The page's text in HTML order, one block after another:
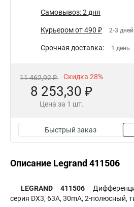
Самовывоз: 2 дня
Курьером от 490 ₽ 2-3 дней
Срочная доставка: 1 день
11 462,92 ₽ Скидка 28%
8 253,30 ₽
Цена за 1 шт.
Быстрый заказ
Описание Legrand 411506
LEGRAND 411506
серия DX3, 63A, 30mA, 2-полюсный,